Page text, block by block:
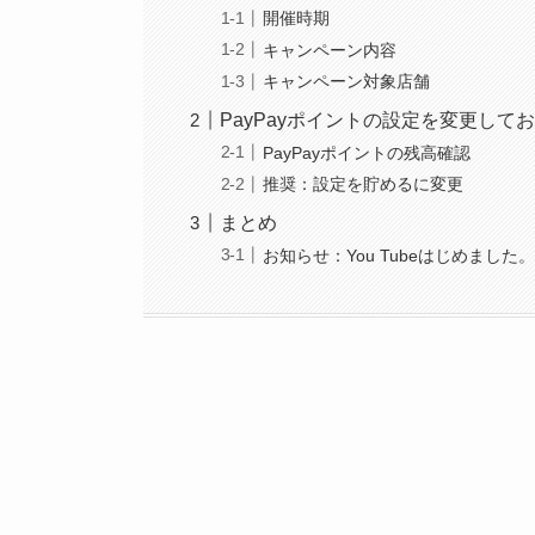
開催時期
キャンペーン内容
キャンペーン対象店舗
PayPayポイントの設定を変更してお
PayPayポイントの残高確認
推奨：設定を貯めるに変更
まとめ
お知らせ：You Tubeはじめました。